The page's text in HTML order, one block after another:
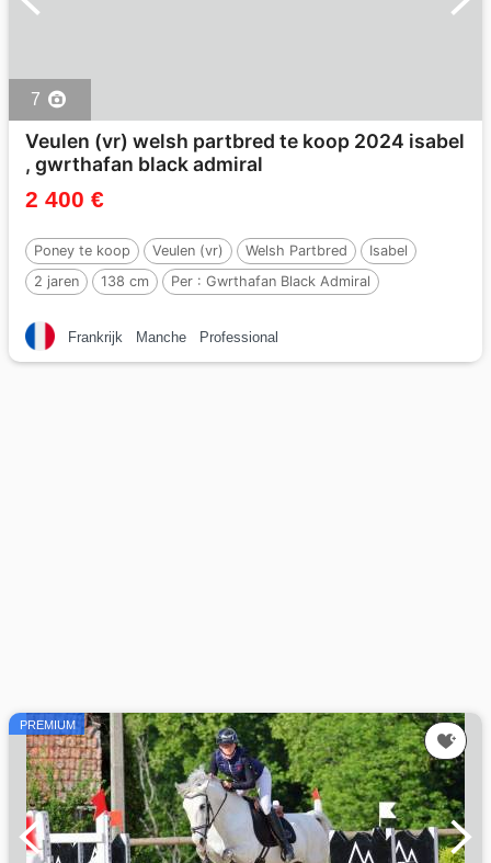
7
Veulen (vr) welsh partbred te koop 2024 isabel
, gwrthafan black admiral
2 400 €
Poney te koop Veulen (vr) Welsh Partbred
Isabel
2 jaren
138 cm Per : Gwrthafan Black Admiral
Frankrijk Manche Professional
PREMIUM